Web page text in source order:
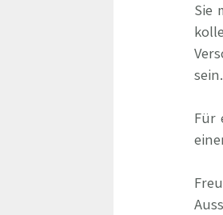
Sie
sein.
Für